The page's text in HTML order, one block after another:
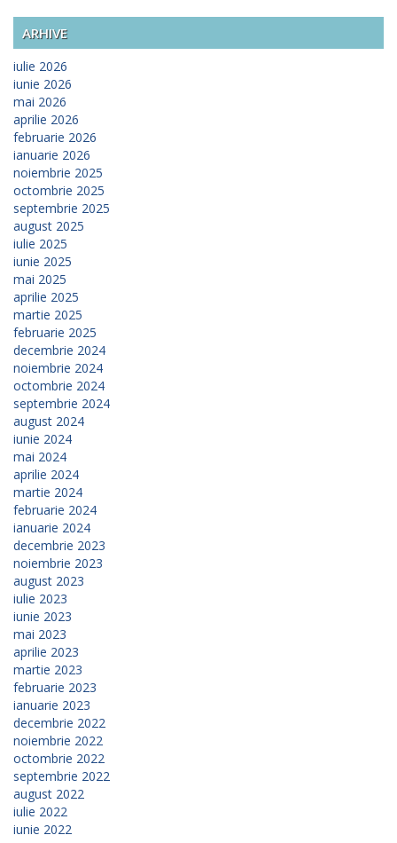
ARHIVE
iulie 2026
iunie 2026
mai 2026
aprilie 2026
februarie 2026
ianuarie 2026
noiembrie 2025
octombrie 2025
septembrie 2025
august 2025
iulie 2025
iunie 2025
mai 2025
aprilie 2025
martie 2025
februarie 2025
decembrie 2024
noiembrie 2024
octombrie 2024
septembrie 2024
august 2024
iunie 2024
mai 2024
aprilie 2024
martie 2024
februarie 2024
ianuarie 2024
decembrie 2023
noiembrie 2023
august 2023
iulie 2023
iunie 2023
mai 2023
aprilie 2023
martie 2023
februarie 2023
ianuarie 2023
decembrie 2022
noiembrie 2022
octombrie 2022
septembrie 2022
august 2022
iulie 2022
iunie 2022